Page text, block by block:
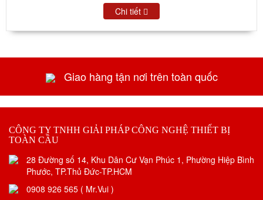
Chi tiết
Giao hàng tận nơi trên toàn quốc
CÔNG TY TNHH GIẢI PHÁP CÔNG NGHỆ THIẾT BỊ
TOÀN CẦU
28 Đường số 14, Khu Dân Cư Vạn Phúc 1, Phường Hiệp Bình
Phước, TP.Thủ Đức-TP.HCM
0908 926 565 ( Mr.Vui )